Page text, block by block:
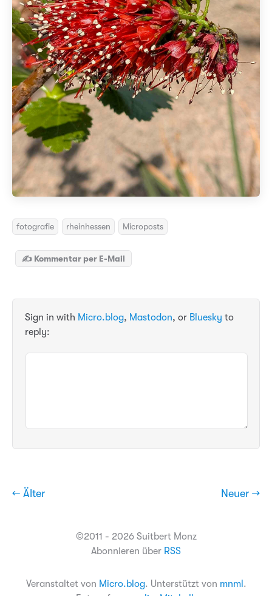
fotografie rheinhessen Microposts
✍️ Kommentar per E-Mail
Sign in with Micro.blog, Mastodon, or Bluesky to
reply:
← Älter Neuer →
©2011 - 2026 Suitbert Monz
Abonnieren über RSS
Veranstaltet von Micro.blog. Unterstützt von mnml .